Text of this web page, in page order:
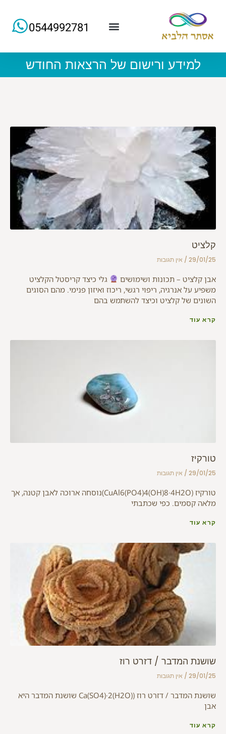
0544992781
למידע ורישום של הרצאות החודש
קלציט
29/01/25 אין תגובות
אבן קלציט – תכונות ושימושים
גלי כיצד קריסטל הקלציט
משפיע על אנרגיה, ריפוי רגשי, ריכוז ואיזון פנימי. מהם הסוגים
השונים של קלציט וכיצד להשתמש בהם
קרא עוד
טורקיז
29/01/25 אין תגובות
טורקיז (CuAl6(PO4)4(OH)8·4H2O)נוסחה ארוכה לאבן קטנה, אך
מלאה קסמים. כפי שכתבתי
קרא עוד
שושנת המדבר / דזרט רוז
29/01/25 אין תגובות
שושנת המדבר / דזרט רוז (Ca(SO4)·2(H2O) שושנת המדבר היא
אבן
קרא עוד